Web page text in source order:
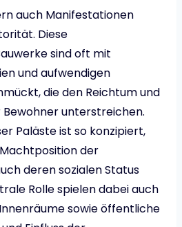
auch Manifestationen
Diese
sind oft mit
und aufwendigen
die den Reichtum und
unterstreichen.
Paläste ist so konzipiert,
der
deren sozialen Status
Rolle spielen dabei auch
sowie öffentliche